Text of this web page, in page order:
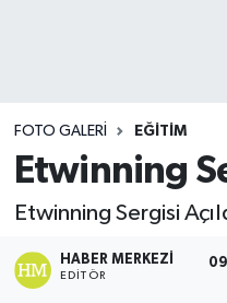
FOTO GALERI EĞITIM
Etwinning
Etwinning Sergisi
HABER MERKEZI
EDITÖR